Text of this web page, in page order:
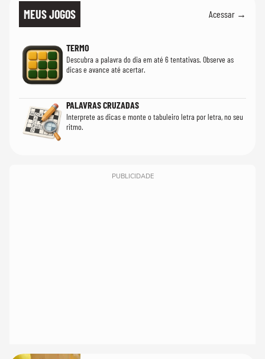
MEUS JOGOS Acessar →
TERMO
Descubra a palavra do dia em até 6 tentativas. Observe as
dicas e avance até acertar.
PALAVRAS CRUZADAS
Interprete as dicas e monte o tabuleiro letra por letra, no seu
ritmo.
PUBLICIDADE